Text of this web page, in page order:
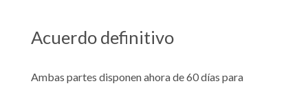
Acuerdo definitivo
Ambas partes disponen ahora de 60 días para